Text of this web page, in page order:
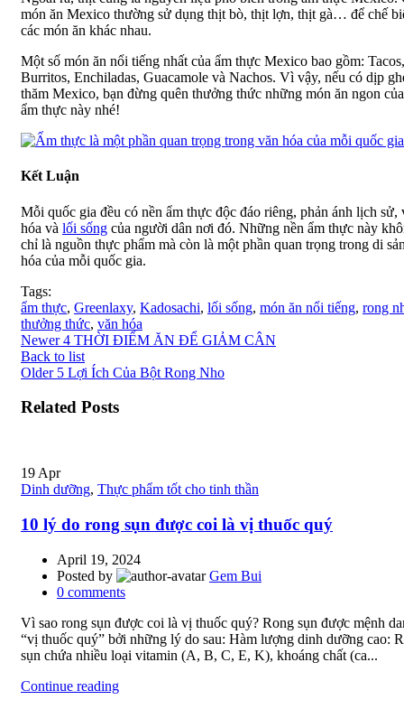
món ăn Mexico thường sử dụng thịt bò, thịt lợn, thịt gà… để chế
các món ăn khác nhau.
Một số món ăn nổi tiếng nhất của ẩm thực Mexico bao gồm: Tacos,
Burritos, Enchiladas, Guacamole và Nachos. Vì vậy, nếu có dịp
thăm Mexico, bạn đừng quên thưởng thức những món ăn ngon
ẩm thực này nhé!
Kết Luận
Mỗi quốc gia đều có nền ẩm thực độc đáo riêng, phản ánh lịch sử,
hóa và lối sống của người dân nơi đó. Những nền ẩm thực này
chỉ là nguồn thực phẩm mà còn là một phần quan trọng trong di
hóa của mỗi quốc gia.
Tags:
ẩm thực, Greenlaxy, Kadosachi, lối sống, món ăn nổi tiếng, rong
thưởng thức, văn hóa
Newer 4 THỜI ĐIỂM ĂN ĐỂ GIẢM CÂN
Back to list
Older 5 Lợi Ích Của Bột Rong Nho
Related Posts
19 Apr
Dinh dưỡng, Thực phẩm tốt cho tinh thần
10 lý do rong sụn được coi là vị thuốc quý
April 19, 2024
Posted by
Gem Bui
0 comments
Vì sao rong sụn được coi là vị thuốc quý? Rong sụn được mệnh
“vị thuốc quý” bởi những lý do sau: Hàm lượng dinh dưỡng cao:
sụn chứa nhiều loại vitamin (A, B, C, E, K), khoáng chất (ca...
Continue reading